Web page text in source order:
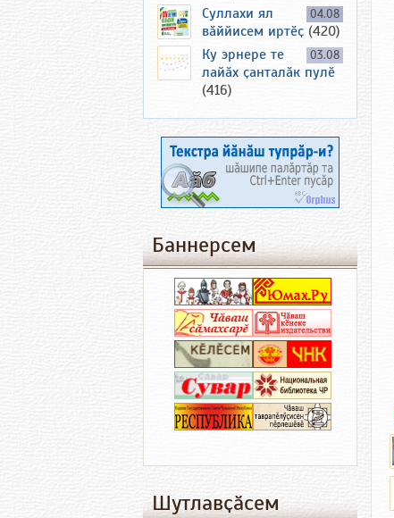
04.08
Суллахи ял
вӑййисем иртӗҫ (420)
03.08
Ку эрнере те
лайӑх ҫанталӑк пулӗ
(416)
Баннерсем
Шутлавҫӑсем